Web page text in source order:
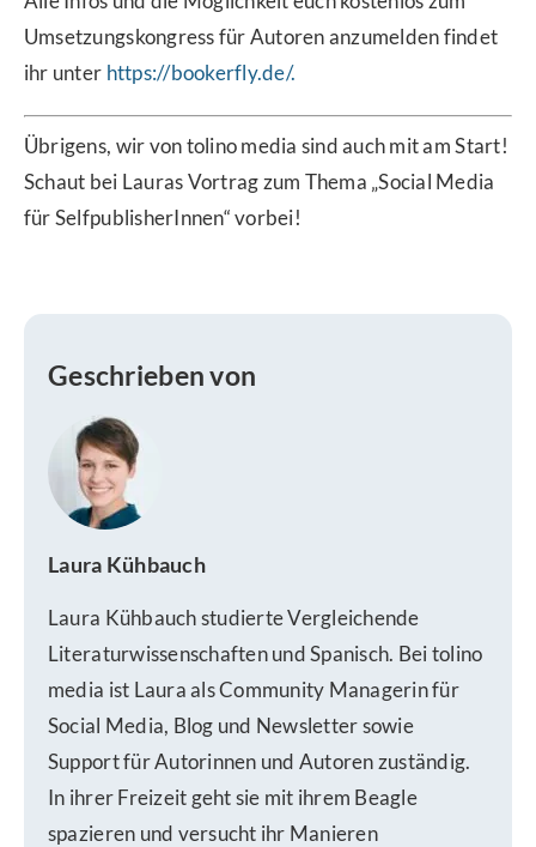
Umsetzungskongress für Autoren anzumelden findet
ihr unter https://bookerfly.de/.
Übrigens, wir von tolino media sind auch mit am Start!
Schaut bei Lauras Vortrag zum Thema „Social Media
für SelfpublisherInnen“ vorbei!
Geschrieben von
Laura Kühbauch
Laura Kühbauch studierte Vergleichende
Literaturwissenschaften und Spanisch. Bei tolino
media ist Laura als Community Managerin für
Social Media, Blog und Newsletter sowie
Support für Autorinnen und Autoren zuständig.
In ihrer Freizeit geht sie mit ihrem Beagle
spazieren und versucht ihr Manieren